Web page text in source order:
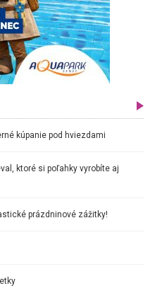
kúpanie pod hviezdami
ktoré si poľahky vyrobíte aj
prázdninové zážitky!